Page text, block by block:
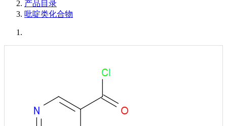
产品目录
吡啶类化合物